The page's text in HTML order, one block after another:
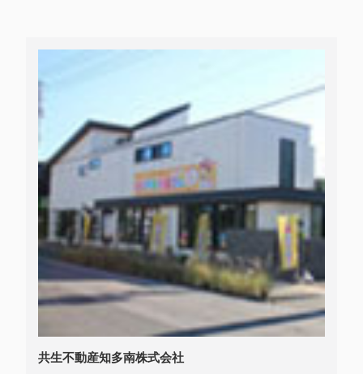
共生不動産知多南株式会社